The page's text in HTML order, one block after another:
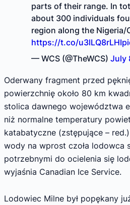
parts of their range. In
about 300 individuals
region along the Nigeria/
https://t.co/u3lLQ8rLHI
— WCS (@TheWCS)July
Oderwany fragment przed
powierzchnię około 80 km
stolica dawnego województwa
niż normalne temperatury
katabatyczne (zstępujące –
wody na wprost czoła lodowca
potrzebnymi do ocielenia się
wyjaśnia Canadian Ice Service.
Lodowiec Milne był popękany